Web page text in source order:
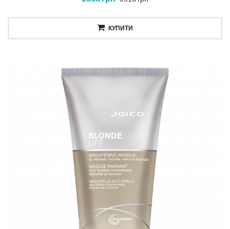
КУПИТИ